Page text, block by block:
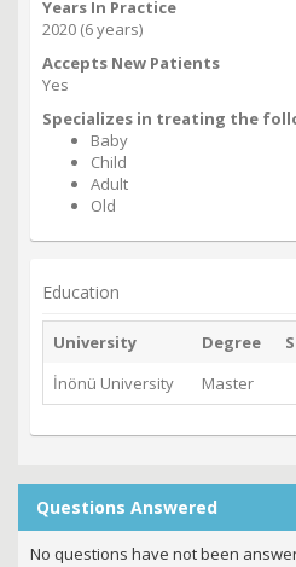
Years In Practice
2020 (6 years)
Accepts New Patients
Yes
Specializes in treating the
Baby
Child
Adult
Old
Education
University Degree
İnönü University
Master
Questions Answered
No questions have not been